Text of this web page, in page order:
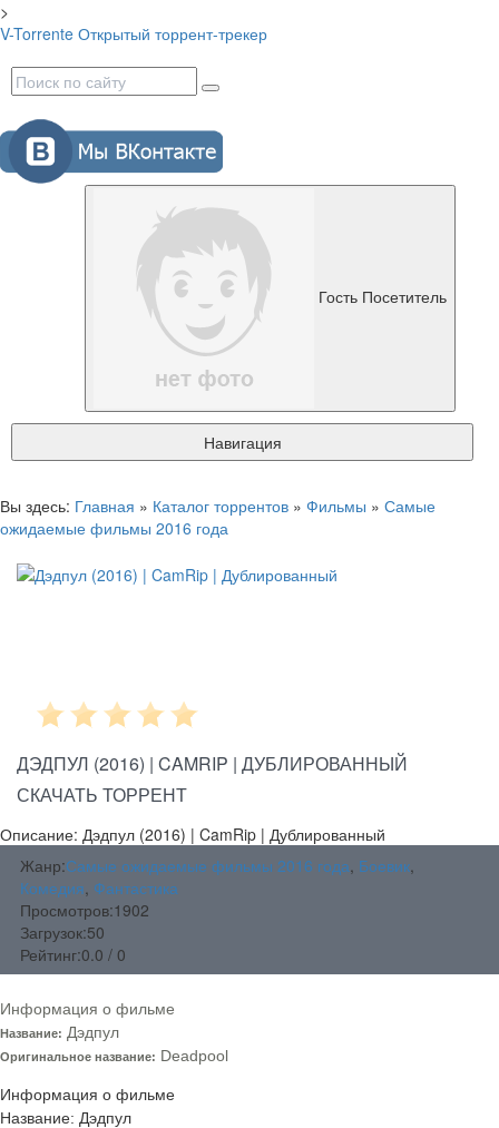
>
V-Torrente Открытый торрент-трекер
Гость Посетитель
Навигация
Вы здесь: Главная » Каталог торрентов » Фильмы » Самые
ожидаемые фильмы 2016 года
ДЭДПУЛ (2016) | CAMRIP | ДУБЛИРОВАННЫЙ
СКАЧАТЬ ТОРРЕНТ
Описание: Дэдпул (2016) | CamRip | Дублированный
Жанр:Самые ожидаемые фильмы 2016 года, Боевик,
Комедия, Фантастика
Просмотров:1902
Загрузок:50
Рейтинг:0.0 / 0
Информация о фильме
Название: Дэдпул
Оригинальное название: Deadpool
Информация о фильме
Название: Дэдпул